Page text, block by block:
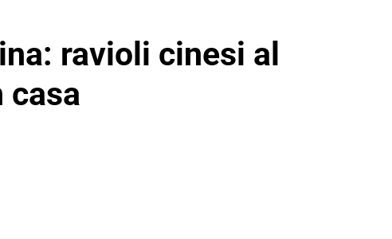
ravioli cinesi al
casa